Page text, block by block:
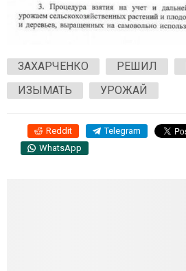
ЗАХАРЧЕНКО РЕШИЛ
ИЗЫМАТЬ
УРОЖАЙ
Reddit Telegram
WhatsApp